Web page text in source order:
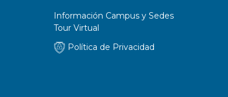
Información Campus y Sedes
Tour Virtual
Política de Privacidad